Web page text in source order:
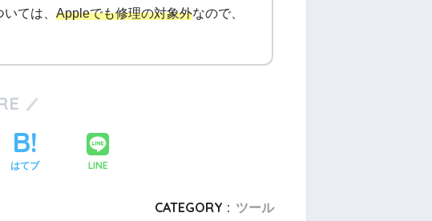
ては、 Appleでも修理の対象外なので、
はてブ LINE
CATEGORY : ツール